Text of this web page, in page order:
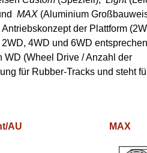
MAX (Aluminium
der Plattform
4WD und 6WD
WD (Wheel Drive / Anzahl der
für Rubber-Tracks und steht
AU MAX